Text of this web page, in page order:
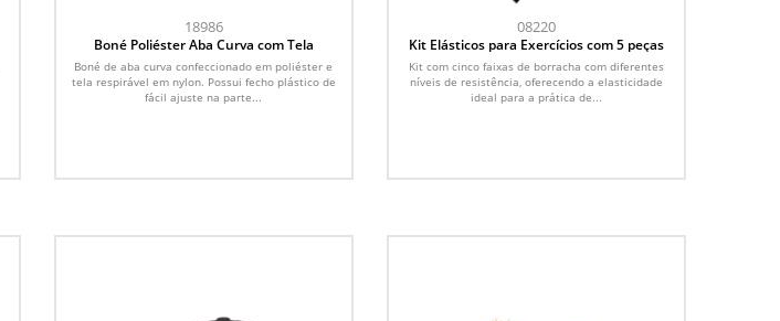
18986
Boné Poliéster Aba Curva com Tela
Boné de aba curva confeccionado em poliéster e
tela respirável em nylon. Possui fecho plástico de
fácil ajuste na parte...
08220
Kit Elásticos para Exercícios com 5 peças
Kit com cinco faixas de borracha com diferentes
níveis de resistência, oferecendo a elasticidade
ideal para a prática de...